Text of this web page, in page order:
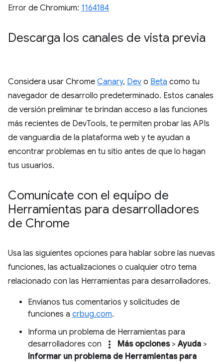
Error de Chromium: 1164184
Descarga los canales de vista previa
Considera usar Chrome Canary, Dev o Beta como tu
navegador de desarrollo predeterminado. Estos canales
de versión preliminar te brindan acceso a las funciones
más recientes de DevTools, te permiten probar las APIs
de vanguardia de la plataforma web y te ayudan a
encontrar problemas en tu sitio antes de que lo hagan
tus usuarios.
Comunícate con el equipo de
Herramientas para desarrolladores
de Chrome
Usa las siguientes opciones para hablar sobre las nuevas
funciones, las actualizaciones o cualquier otro tema
relacionado con las Herramientas para desarrolladores.
Envíanos tus comentarios y solicitudes de
funciones a crbug.com.
Informa un problema de Herramientas para
desarrolladores con
more_vert Más opciones>Ayuda >
Informar un problema de Herramientas para